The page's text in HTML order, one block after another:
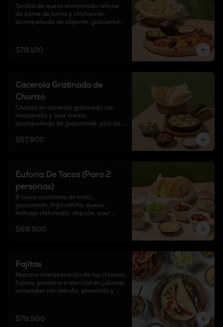
Tortilla de queso encostrado rellena
de carne de birria y chicharrón,
acompañada de chipotle, guacamole,
$79.100
Cacerola Gratinada de
Chorizo
Chorizo en cacerola gratinado con
mozzarella y sour cream,
acompañado de guacamole, pico de
a elección.
$57.900
Euforia De Tacos (Para 2
personas)
6 tacos crocantes de maíz,
guacamole, frijol refrito, queso,
lechuga chifonada, chipotle, sour
$69.900
Fajitas
Nuestra interpretación de las clásicas
fajitas, proteína a elección en julianas
salteadas con cebolla, pimentón y
mozzarella, pico de gallo, lechuga
chifonada y
$79.900